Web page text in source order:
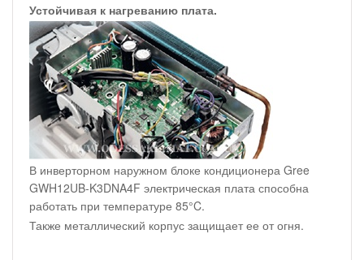
Устойчивая к нагреванию плата.
В инверторном наружном блоке кондиционера Gree
GWH12UB-K3DNA4F электрическая плата способна
работать при температуре 85°C.
Также металлический корпус защищает ее от огня.